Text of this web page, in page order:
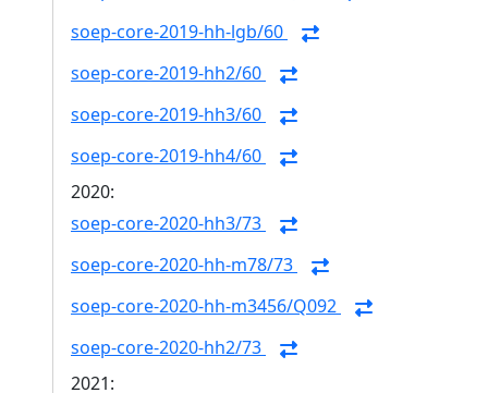
soep-core-2019-hh-lgb/60
soep-core-2019-hh2/60
soep-core-2019-hh3/60
soep-core-2019-hh4/60
2020:
soep-core-2020-hh3/73
soep-core-2020-hh-m78/73
soep-core-2020-hh-m3456/Q092
soep-core-2020-hh2/73
2021: